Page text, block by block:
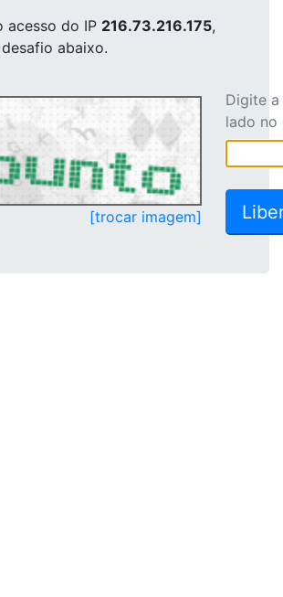
acesso do IP 216.73.216.175,
abaixo.
[trocar imagem]
Digite
lado no